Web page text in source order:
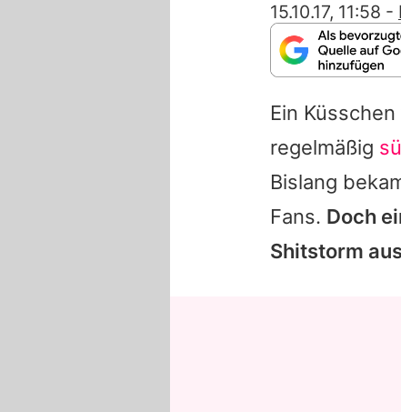
15.10.17, 11:58 -
Ein
regelmäßig
Bislang
Fans. Doch
Shitstorm